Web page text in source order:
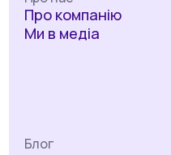
Про компанію
Ми в медіа
Блог